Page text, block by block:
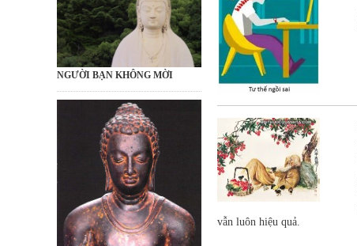
NGƯỜI BẠN KHÔNG MỜI
vẫn luôn hiệu quả.